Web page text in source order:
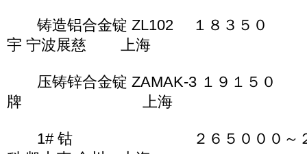
铸造铝合金锭 ZL102 １８
宇 宁波展慈 上海
压铸锌合金锭 ZAMAK-3 １
牌 上海
1# 钴 ２６５０００～２８５